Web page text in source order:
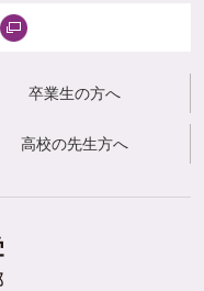
卒業生の方へ
高校の先生方へ